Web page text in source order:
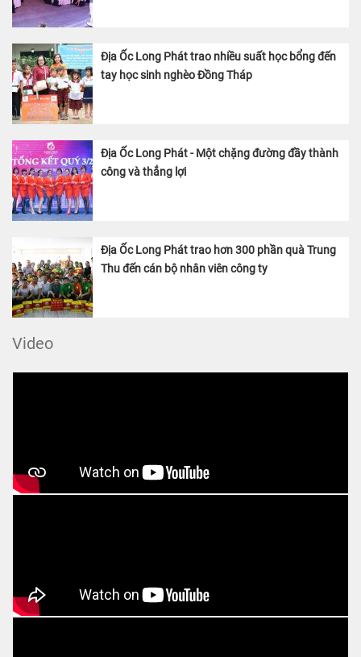
Địa Ốc Long Phát trao nhiều suất học bổng đến
tay học sinh nghèo Đồng Tháp
Địa Ốc Long Phát - Một chặng đường đầy thành
công và thắng lợi
Địa Ốc Long Phát trao hơn 300 phần quà Trung
Thu đến cán bộ nhân viên công ty
Video